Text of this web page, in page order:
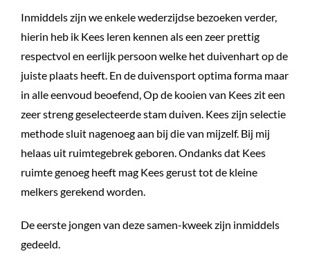
Inmiddels zijn we enkele wederzijdse bezoeken verder,
hierin heb ik Kees leren kennen als een zeer prettig
respectvol en eerlijk persoon welke het duivenhart op de
juiste plaats heeft. En de duivensport optima forma maar
in alle eenvoud beoefend, Op de kooien van Kees zit een
zeer streng geselecteerde stam duiven. Kees zijn selectie
methode sluit nagenoeg aan bij die van mijzelf. Bij mij
helaas uit ruimtegebrek geboren. Ondanks dat Kees
ruimte genoeg heeft mag Kees gerust tot de kleine
melkers gerekend worden.
De eerste jongen van deze samen-kweek zijn inmiddels
gedeeld.